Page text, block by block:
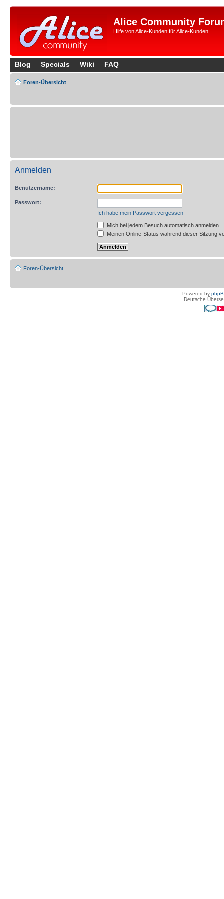
Alice Community
Hilfe von Alice-Kunden für Alice-Kunden.
Blog Specials Wiki FAQ
Foren-Übersicht
Anmelden
Benutzername:
Passwort:
Ich habe mein Passwort vergessen
Mich bei jedem Besuch automatisch anmelden
Meinen Online-Status während dieser Sitzung
Foren-Übersicht
Powered by
Deutsche